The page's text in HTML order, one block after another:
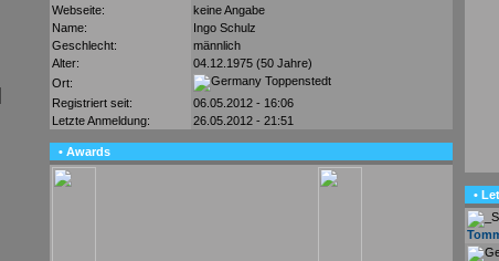
Webseite:
keine Angabe
Name:
Ingo Schulz
Geschlecht:
männlich
Alter:
04.12.1975 (50 Jahre)
Ort:
Toppenstedt
Registriert seit:
06.05.2012 - 16:06
Letzte Anmeldung:
26.05.2012 - 21:51
• Awards
•